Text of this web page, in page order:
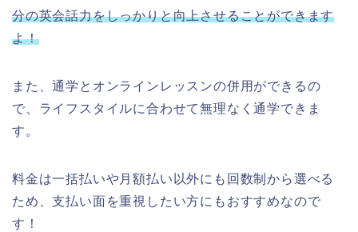
分の英会話力をしっかりと向上させることができます
よ！
また、通学とオンラインレッスンの併用ができるの
で、ライフスタイルに合わせて無理なく通学できま
す。
料金は一括払いや月額払い以外にも回数制から選べる
ため、支払い面を重視したい方にもおすすめなので
す！